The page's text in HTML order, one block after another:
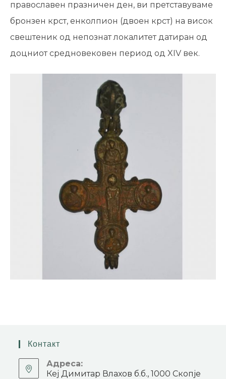
православен празничен ден, ви претставуваме
бронзен крст, енколпион (двоен крст) на висок
свештеник од непознат локалитет датиран од
доцниот средновековен период од XIV век.
Контакт
Адреса:
Кеј Димитар Влахов б.б., 1000 Скопје